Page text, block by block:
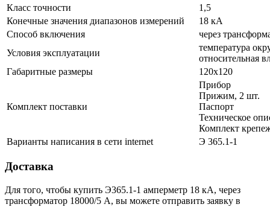
Класс точности
1,5
Конечные значения диапазонов измерений
18 кА
Способ включения
через
Условия эксплуатации
температура
относительная
Габаритные размеры
120х120
Комплект поставки
Прибор
Прижим, 2 шт.
Паспорт
Техническое
Комплект
Варианты написания в сети internet
Э 365.1-1
Доставка
Для того, чтобы купить Э365.1-1 амперметр 18 кА, через
трансформатор 18000/5 А, вы можете отправить заявку в